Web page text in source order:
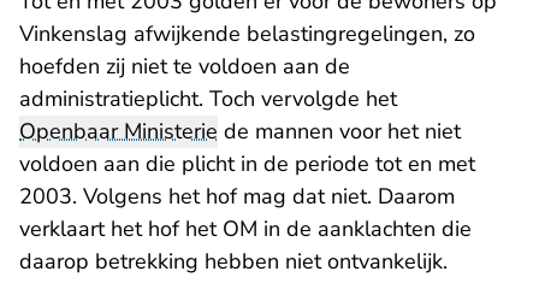
Vinkenslag afwijkende belastingregelingen, zo
hoefden zij niet te voldoen aan de
administratieplicht. Toch vervolgde het
Openbaar Ministerie de mannen voor het niet
voldoen aan die plicht in de periode tot en met
2003. Volgens het hof mag dat niet. Daarom
verklaart het hof het OM in de aanklachten die
daarop betrekking hebben niet ontvankelijk.